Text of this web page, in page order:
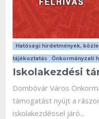
Hatósági hirdetmények,
tájékoztatás • Önkormányzati
Iskolakezdési
Dombóvár Város
támogatást nyújt a
iskolakezdéssel járó...